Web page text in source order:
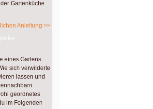
Gartenküche
Anleitung >>
eines Gartens
sich verwilderte
lassen und
geordnetes
im Folgenden